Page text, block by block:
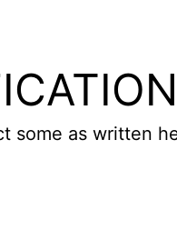
some as written